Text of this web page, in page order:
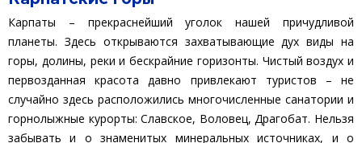
Карпаты – прекраснейший уголок нашей причудливой
планеты. Здесь открываются захватывающие дух виды на
горы, долины, реки и бескрайние горизонты. Чистый воздух и
первозданная красота давно привлекают туристов – не
случайно здесь расположились многочисленные санатории и
горнолыжные курорты: Славское, Воловец, Драгобат. Нельзя
забывать и о знаменитых минеральных источниках, и о